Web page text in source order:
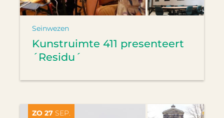
Seinwezen
Kunstruimte 411 presenteert
´Residu´
ZO 27 SEP.